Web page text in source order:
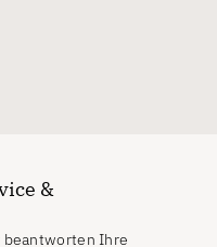
&
beantworten Ihre